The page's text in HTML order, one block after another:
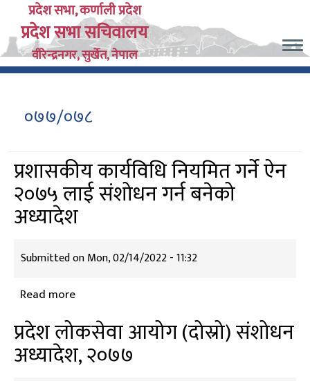
main
content
प्रदेश सभा, कर्णाली प्रदेश
प्रदेश सभा सचिवालय
वीरेन्द्रनगर, सुर्खेत, नेपाल
०७७/०७८
प्रशासकीय कार्यविधि नियमित गर्ने ऐन
२०७५ लाई संशोधन गर्न बनेको
अध्यादेश
Submitted onMon, 02/14/2022 - 11:32
Read moreabout
कार्यविधि
नियमित
प्रदेश लोकसेवा आयोग (दोस्रो) संशोधन
अध्यादेश, २०७७